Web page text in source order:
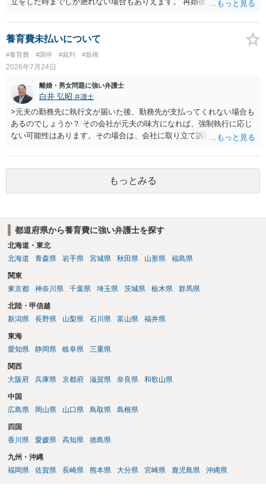
養育費に関するやりとり等があればそちらについても確認する必要が
あるでしょう。 公開相談の場での回答よりも個別に弁護士にご相談さ
養育費未払いについて
#養育費 #調停 #裁判 #親権
2026年7月24日
離婚・男女問題に強い弁護士
白井 弘昭 弁護士
>元夫の勤務先に執行文が届いた後、勤務先が支払ってくれない場合も
あるのでしょうか？ その会社が元夫の味方になれば、強制執行に応じ
ない可能性はあります。その場合は、会社に取り立て訴訟を行うこと
押さえ、元夫名義の車の差し押さえ競売などを検討します。 ＞何もで
きなかった場合は、公正証書の原本は戻ってくるのでしょうか？ 取れ
ても取れなくても、執行裁判所に原本の還付請求を行えば還付されま
す。 ＞他の弁護士さんに再度依頼できるのでしょうか？ できます。た
もっとみる
都道府県から養育費に強い弁護士を探す
北海道・東北
北海道
青森県 岩手県 宮城県 秋田県 山形県 福島県
関東
東京都
神奈川県 千葉県 埼玉県 茨城県 栃木県 群馬県
北陸・甲信越
新潟県
長野県 山梨県 石川県 富山県 福井県
東海
愛知県
静岡県 岐阜県 三重県
関西
大阪府
兵庫県 京都府 滋賀県 奈良県 和歌山県
中国
広島県
岡山県 山口県 鳥取県 島根県
四国
香川県
愛媛県 高知県 徳島県
九州・沖縄
福岡県
佐賀県 長崎県 熊本県 大分県 宮崎県 鹿児島県 沖縄県